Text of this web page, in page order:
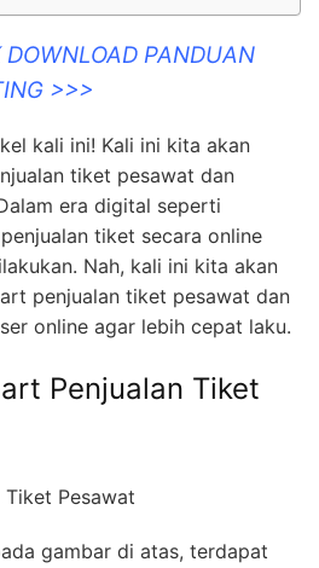
PANDUAN
>>>
kali ini! Kali ini kita akan
tiket pesawat dan
era digital seperti
tiket secara online
Nah, kali ini kita akan
penjualan tiket pesawat dan
online agar lebih cepat laku.
Penjualan Tiket
gambar di atas, terdapat